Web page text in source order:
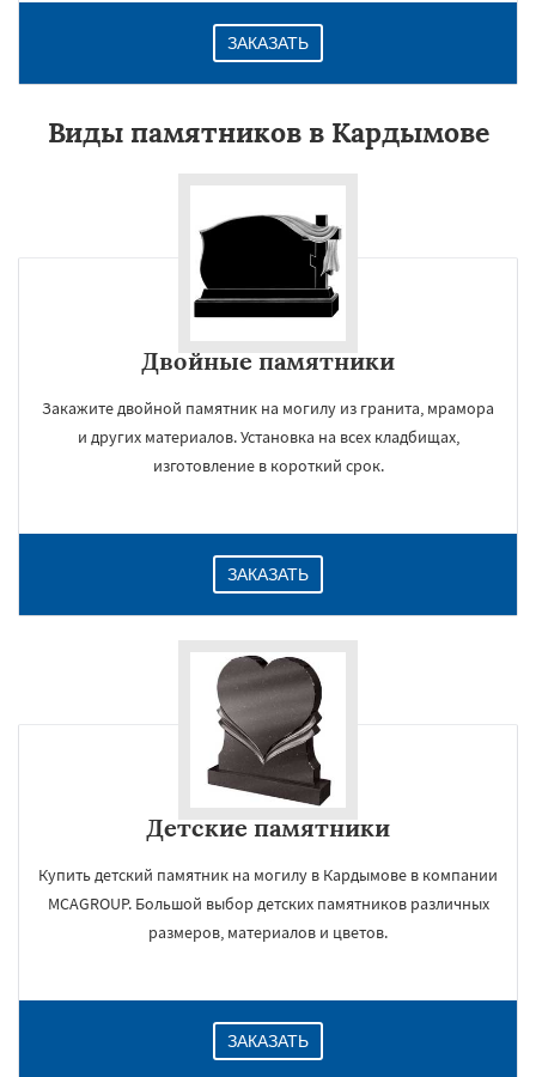
ЗАКАЗАТЬ
Виды памятников в Кардымове
Двойные памятники
Закажите двойной памятник на могилу из гранита, мрамора
и других материалов. Установка на всех кладбищах,
изготовление в короткий срок.
ЗАКАЗАТЬ
Детские памятники
Купить детский памятник на могилу в Кардымове в компании
MCAGROUP. Большой выбор детских памятников различных
размеров, материалов и цветов.
ЗАКАЗАТЬ